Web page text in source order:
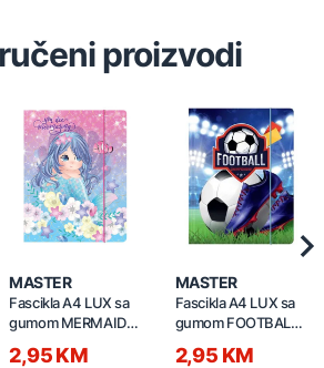
proizvodi
MASTER
Fascikla A4 LUX sa
gumom MERMAID
2,95 KM
MASTER
Fascikla A4 LUX sa
gumom FOOTBALL
2,95 KM